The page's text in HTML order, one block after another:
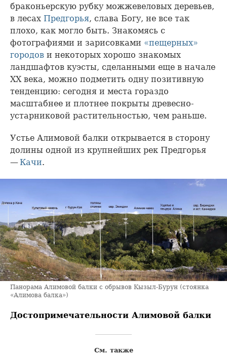
браконьерскую рубку можжевеловых деревьев,
в лесах Предгорья, слава Богу, не все так
плохо, как могло быть. Знакомясь с
фотографиями и зарисовками «пещерных»
городов и некоторых хорошо знакомых
ландшафтов куэсты, сделанными еще в начале
XX века, можно подметить одну позитивную
тенденцию: сегодня и места гораздо
масштабнее и плотнее покрыты древесно-
устарниковой растительностью, чем раньше.
Устье Алимовой балки открывается в сторону
долины одной из крупнейших рек Предгорья
— Качи.
Панорама Алимовой балки с обрывов Кызыл-Бурун (стоянка
«Алимова балка»)
Достопримечательности Алимовой балки
См. также